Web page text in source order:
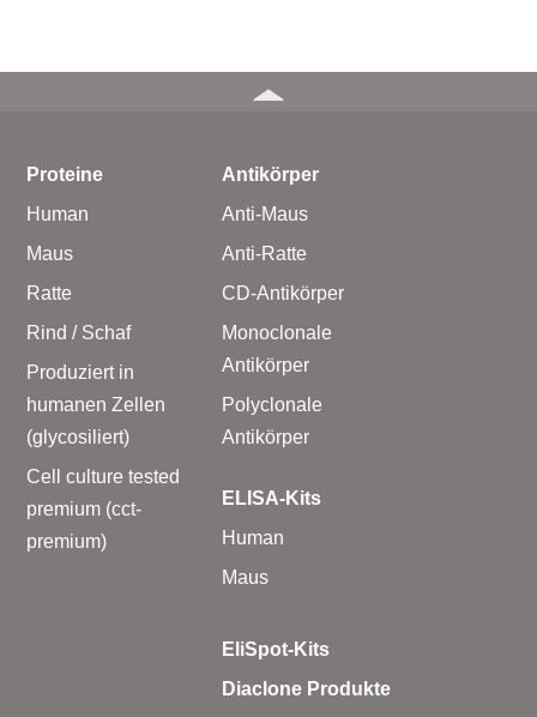
Proteine
Human
Maus
Ratte
Rind / Schaf
Produziert in
humanen Zellen
(glycosiliert)
Cell culture tested
premium (cct-
premium)
Antikörper
Anti-Maus
Anti-Ratte
CD-Antikörper
Monoclonale
Antikörper
Polyclonale
Antikörper
ELISA-Kits
Human
Maus
EliSpot-Kits
Diaclone Produkte